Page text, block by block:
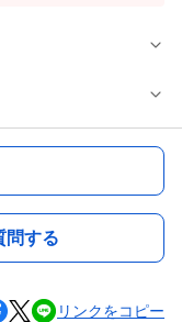
問する
リンクをコピー